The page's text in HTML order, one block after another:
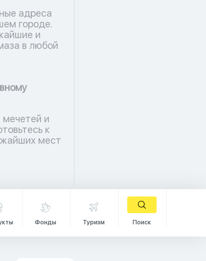
адреса
городе.
и
в любой
и
к
мест
Фонды Туризм Поиск